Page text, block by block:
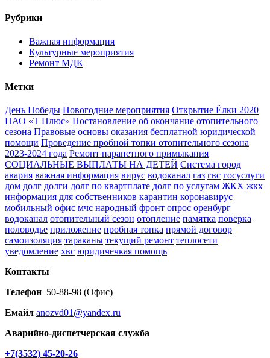
Рубрики
Важная информация
Культурные мероприятия
Ремонт МДК
Метки
День Победы Новогодние мероприятия Открытие Ёлки 2020
ПАО «Т Плюс» Постановление об окончание отопительного
сезона Правовые основы оказания бесплатной юридической
помощи Проведение пробной топки отопительного сезона
2023-2024 года Ремонт парапетного примыкания
СОЦИАЛЬНЫЕ ВЫПЛАТЫ НА ДЕТЕЙ Система город
авария важная информация вирус водоканал газ гвс госуслуги
дом долг долги долг по квартплате долг по услугам ЖКХ жкх
информация для собственников карантин коронавирус
мобильный офис мчс народный фронт опрос оренбург
водоканал отопительный сезон отопление памятка поверка
половодье приложение пробная топка прямой договор
самоизоляция тараканы текущий ремонт теплосети
уведомление хвс юридичечкая помощь
Контакты
Телефон 50-88-98 (Офис)
Емайл anozvd01@yandex.ru
Аварийно-диспетчерская служба
+7(3532) 45-20-26